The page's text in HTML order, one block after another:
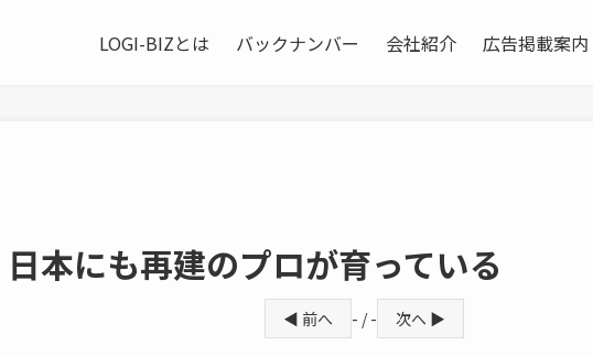
LOGI-BIZとは バックナンバー 会社紹介 広告掲載案内
本にも再建のプロが育っている
◀ 前へ - / - 次へ ▶